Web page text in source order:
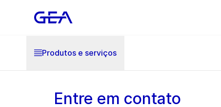
Produtos e serviços
Entre em contato